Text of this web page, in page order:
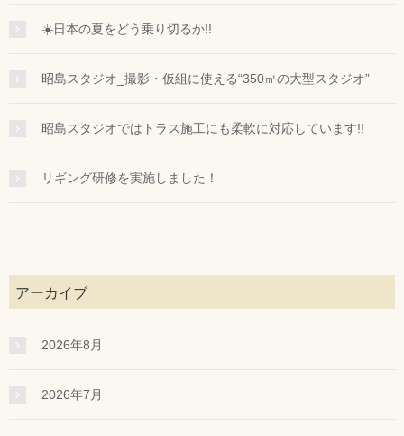
☀️日本の夏をどう乗り切るか!!
昭島スタジオ_撮影・仮組に使える“350㎡の大型スタジオ”
昭島スタジオではトラス施工にも柔軟に対応しています!!
リギング研修を実施しました！
アーカイブ
2026年8月
2026年7月